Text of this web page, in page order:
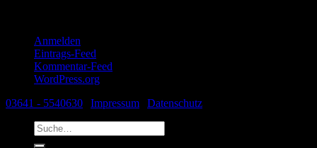
Anmelden
Eintrags-Feed
Kommentar-Feed
WordPress.org
03641 - 5540630
Impressum
Datenschutz
Suche
nach: